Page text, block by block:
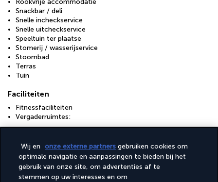
Rookvrije accommodatie
Snackbar / deli
Snelle incheckservice
Snelle uitcheckservice
Speeltuin ter plaatse
Stomerij / wasserijservice
Stoombad
Terras
Tuin
Faciliteiten
Fitnessfaciliteiten
Vergaderruimtes:
Uw formule
Nuttige informatie
Wij en onze externe partners gebruiken cookies om
optimale navigatie en aanpassingen te bieden bij het
gebruik van onze site, om advertenties af te
stemmen op uw interesses en om